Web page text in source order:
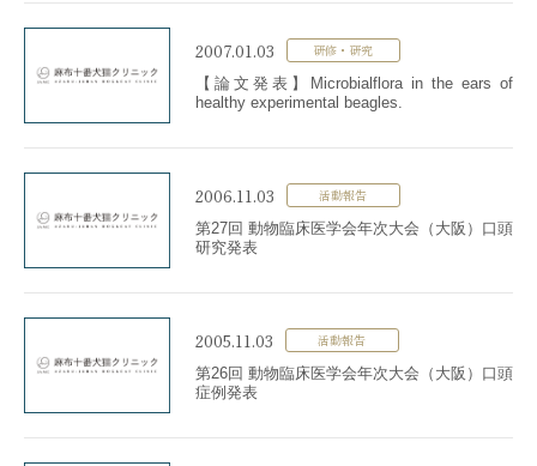
2007.01.03
研修・研究
【論文発表】Microbialflora in the ears of
healthy experimental beagles.
2006.11.03
活動報告
第27回 動物臨床医学会年次大会（大阪）口頭
研究発表
2005.11.03
活動報告
第26回 動物臨床医学会年次大会（大阪）口頭
症例発表